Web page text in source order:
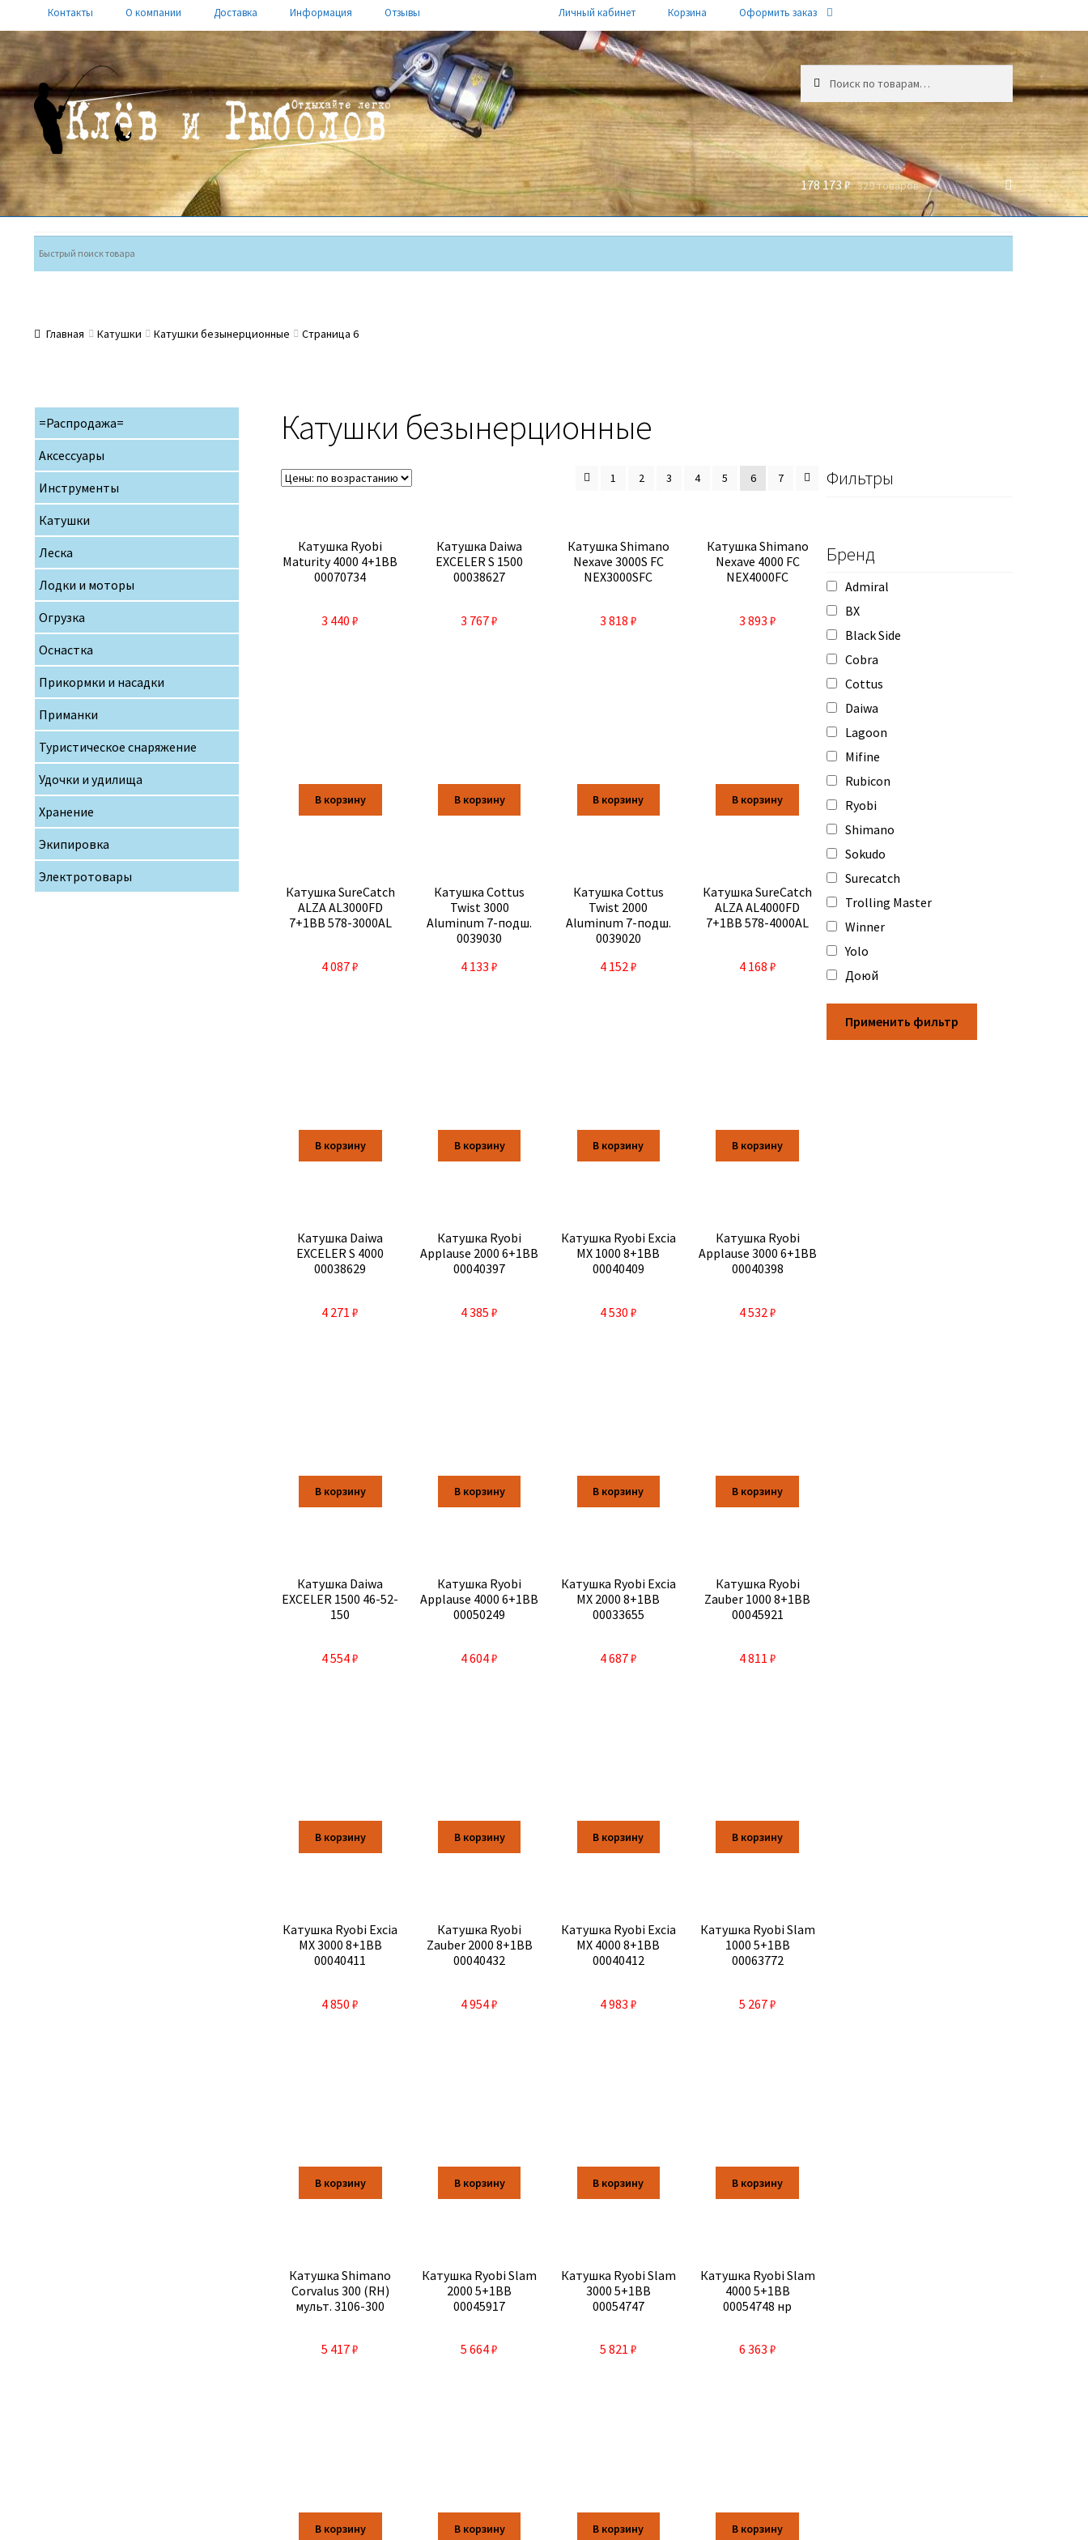
Контакты О компании Доставка Информация Отзывы Личный кабинет Корзина Оформить заказ
Перейти
к
навигации
Перейти
к
содержимому
178 173 ₽ 329 товаров
Главная Катушки Катушки безынерционные Страница 6
Фильтры
Бренд
Admiral
BX
Black Side
Cobra
Cottus
Daiwa
Lagoon
Mifine
Rubicon
Ryobi
Shimano
Sokudo
Surecatch
Trolling Master
Winner
Yolo
Доюй
Применить фильтр
Катушки безынерционные
1 2 3 4 5 6 7
Катушка Ryobi
Maturity 4000 4+1BB
00070734
3 440₽
В корзину
Катушка Daiwa
EXCELER S 1500
00038627
3 767₽
В корзину
Катушка Shimano
Nexave 3000S FC
NEX3000SFC
3 818 ₽
В корзину
Катушка Shimano
Nexave 4000 FC
NEX4000FC
3 893 ₽
В корзину
Катушка SureCatch
ALZA AL3000FD
7+1BB 578-3000AL
4 087₽
В корзину
Катушка Cottus
Twist 3000
Aluminum 7-подш.
0039030
4 133₽
В корзину
Катушка Cottus
Twist 2000
Aluminum 7-подш.
0039020
4 152₽
В корзину
Катушка SureCatch
ALZA AL4000FD
7+1BB 578-4000AL
4 168 ₽
В корзину
Катушка Daiwa
EXCELER S 4000
00038629
4 271₽
В корзину
Катушка Ryobi
Applause 2000 6+1BB
00040397
4 385₽
В корзину
Катушка Ryobi Excia
MX 1000 8+1BB
00040409
4 530 ₽
В корзину
Катушка Ryobi
Applause 3000 6+1BB
00040398
4 532₽
В корзину
Катушка Daiwa
EXCELER 1500 46-52-
150
4 554₽
В корзину
Катушка Ryobi
Applause 4000 6+1BB
00050249
4 604₽
В корзину
Катушка Ryobi Excia
MX 2000 8+1BB
00033655
4 687₽
В корзину
Катушка Ryobi
Zauber 1000 8+1BB
00045921
4 811 ₽
В корзину
Катушка Ryobi Excia
MX 3000 8+1BB
00040411
4 850₽
В корзину
Катушка Ryobi
Zauber 2000 8+1BB
00040432
4 954₽
В корзину
Катушка Ryobi Excia
MX 4000 8+1BB
00040412
4 983 ₽
В корзину
Катушка Ryobi Slam
1000 5+1BB
00063772
5 267₽
В корзину
Катушка Shimano
Corvalus 300 (RH)
мульт. 3106-300
5 417₽
В корзину
Катушка Ryobi Slam
2000 5+1BB
00045917
5 664₽
В корзину
Катушка Ryobi Slam
3000 5+1BB
00054747
5 821 ₽
В корзину
Катушка Ryobi Slam
4000 5+1BB
00054748 нр
6 363 ₽
В корзину
=Распродажа=
Аксессуары
Инструменты
Катушки
Леска
Лодки и моторы
Огрузка
Оснастка
Прикормки и насадки
Приманки
Туристическое снаряжение
Удочки и удилища
Хранение
Экипировка
Электротовары